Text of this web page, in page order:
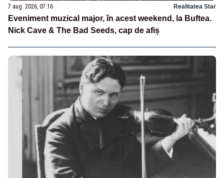
7 aug. 2026, 07:16 Realitatea Star
Eveniment muzical major, în acest weekend, la Buftea.
Nick Cave & The Bad Seeds, cap de afiș